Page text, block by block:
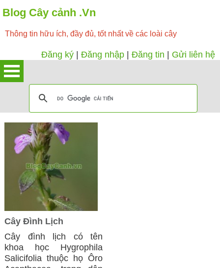
Blog Cây cảnh .Vn
Thông tin hữu ích, đầy đủ, tốt nhất về các loài cây
Đăng ký Đăng nhập Đăng tin Gửi liên hệ
Cây Đình Lịch
Cây đình lịch có tên
khoa học Hygrophila
Salicifolia thuộc họ Ôro